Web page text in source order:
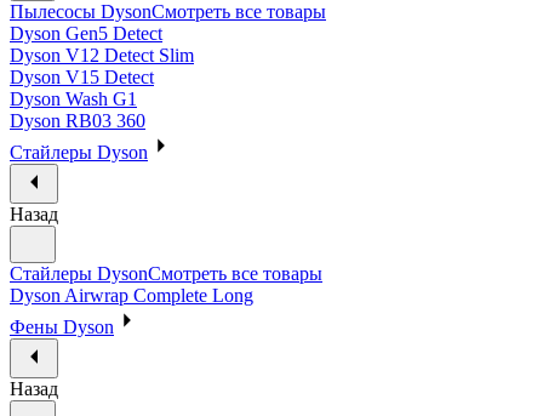
Пылесосы DysonСмотреть все товары
Dyson Gen5 Detect
Dyson V12 Detect Slim
Dyson V15 Detect
Dyson Wash G1
Dyson RB03 360
Стайлеры Dyson
Назад
Стайлеры DysonСмотреть все товары
Dyson Airwrap Complete Long
Фены Dyson
Назад